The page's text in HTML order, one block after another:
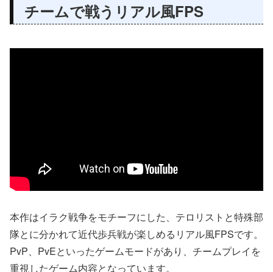
チームで戦うリアル風FPS
本作はイラク戦争をモチーフにした、テロリストと特殊部
隊とに分かれて近代歩兵戦が楽しめるリアル風FPSです。
PvP、PvEといったゲームモードがあり、チームプレイを
重視したゲーム内容となっています。